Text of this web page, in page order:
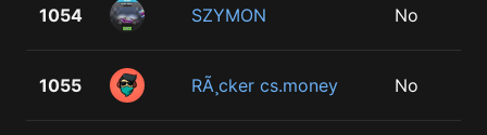
1054 SZYMON No
1055 RÃ¸cker cs.money No